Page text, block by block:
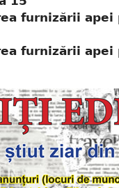
furnizării apei
furnizării apei